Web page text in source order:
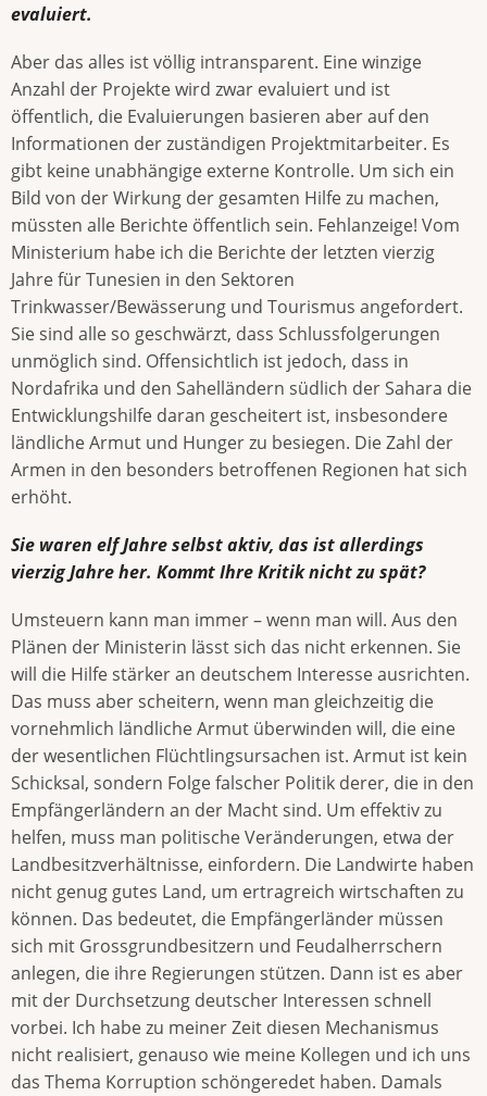
evaluiert.
Aber das alles ist völlig intransparent. Eine winzige
Anzahl der Projekte wird zwar evaluiert und ist
öffentlich, die Evaluierungen basieren aber auf den
Informationen der zuständigen Projektmitarbeiter. Es
gibt keine unabhängige externe Kontrolle. Um sich ein
Bild von der Wirkung der gesamten Hilfe zu machen,
müssten alle Berichte öffentlich sein. Fehlanzeige! Vom
Ministerium habe ich die Berichte der letzten vierzig
Jahre für Tunesien in den Sektoren
Trinkwasser/Bewässerung und Tourismus angefordert.
Sie sind alle so geschwärzt, dass Schlussfolgerungen
unmöglich sind. Offensichtlich ist jedoch, dass in
Nordafrika und den Sahelländern südlich der Sahara die
Entwicklungshilfe daran gescheitert ist, insbesondere
ländliche Armut und Hunger zu besiegen. Die Zahl der
Armen in den besonders betroffenen Regionen hat sich
erhöht.
Sie waren elf Jahre selbst aktiv, das ist allerdings
vierzig Jahre her. Kommt Ihre Kritik nicht zu spät?
Umsteuern kann man immer – wenn man will. Aus den
Plänen der Ministerin lässt sich das nicht erkennen. Sie
will die Hilfe stärker an deutschem Interesse ausrichten.
Das muss aber scheitern, wenn man gleichzeitig die
vornehmlich ländliche Armut überwinden will, die eine
der wesentlichen Flüchtlingsursachen ist. Armut ist kein
Schicksal, sondern Folge falscher Politik derer, die in den
Empfängerländern an der Macht sind. Um effektiv zu
helfen, muss man politische Veränderungen, etwa der
Landbesitzverhältnisse, einfordern. Die Landwirte haben
nicht genug gutes Land, um ertragreich wirtschaften zu
können. Das bedeutet, die Empfängerländer müssen
sich mit Grossgrundbesitzern und Feudalherrschern
anlegen, die ihre Regierungen stützen. Dann ist es aber
mit der Durchsetzung deutscher Interessen schnell
vorbei. Ich habe zu meiner Zeit diesen Mechanismus
nicht realisiert, genauso wie meine Kollegen und ich uns
das Thema Korruption schöngeredet haben. Damals